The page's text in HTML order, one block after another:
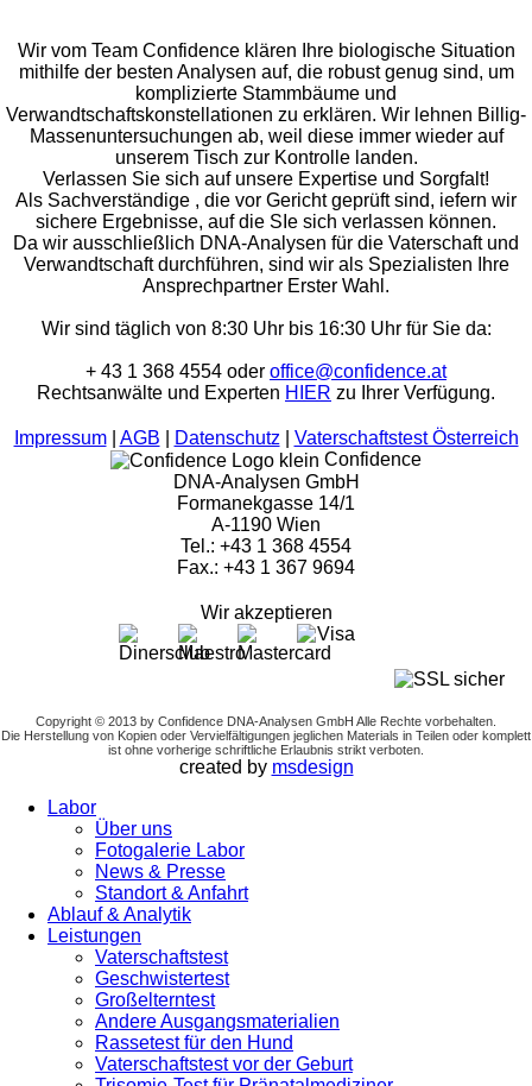
Wir vom Team Confidence klären Ihre biologische Situation
mithilfe der besten Analysen auf, die robust genug sind, um
komplizierte Stammbäume und
Verwandtschaftskonstellationen zu erklären. Wir lehnen Billig-
Massenuntersuchungen ab, weil diese immer wieder auf
unserem Tisch zur Kontrolle landen.
Verlassen Sie sich auf unsere Expertise und Sorgfalt!
Als Sachverständige , die vor Gericht geprüft sind, iefern wir
sichere Ergebnisse, auf die SIe sich verlassen können.
Da wir ausschließlich DNA-Analysen für die Vaterschaft und
Verwandtschaft durchführen, sind wir als Spezialisten Ihre
Ansprechpartner Erster Wahl.
Wir sind täglich von 8:30 Uhr bis 16:30 Uhr für Sie da:
+ 43 1 368 4554 oder office@confidence.at
Rechtsanwälte und Experten HIER zu Ihrer Verfügung.
Impressum| AGB Datenschutz
Vaterschaftstest Österreich
Confidence
DNA-Analysen GmbH
Formanekgasse 14/1
A-1190 Wien
Tel.: +43 1 368 4554
Fax.: +43 1 367 9694
Wir akzeptieren
Copyright © 2013 by Confidence DNA-Analysen GmbH Alle Rechte vorbehalten.
Die Herstellung von Kopien oder Vervielfältigungen jeglichen Materials in Teilen oder komplett
ist ohne vorherige schriftliche Erlaubnis strikt verboten.
created by msdesign
Labor
Über uns
Fotogalerie Labor
News & Presse
Standort & Anfahrt
Ablauf & Analytik
Leistungen
Vaterschaftstest
Geschwistertest
Großelterntest
Andere Ausgangsmaterialien
Rassetest für den Hund
Vaterschaftstest vor der Geburt